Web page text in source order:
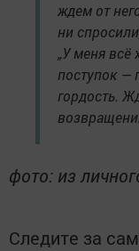
ждем от
ни
„У меня всё
поступок —
гордость.
фото: из
Следите за